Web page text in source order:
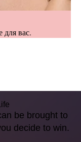
для вас.
be brought to
decide to win.